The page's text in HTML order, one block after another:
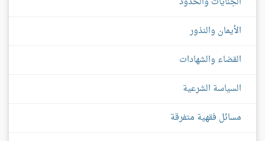
الأيمان والنذور
القضاء والشهادات
السياسة الشرعية
مسائل فقهية متفرقة